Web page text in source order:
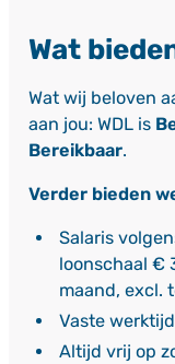
Wat
Wat wij beloven
aan jou: WDL is
Bereikbaar.
Verder bieden
Salaris
loonschaal €
maand, excl.
Vaste
Altijd vrij op